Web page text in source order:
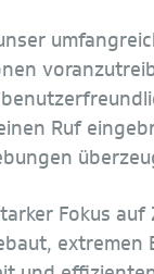
Ruf
Fokus auf
extremen